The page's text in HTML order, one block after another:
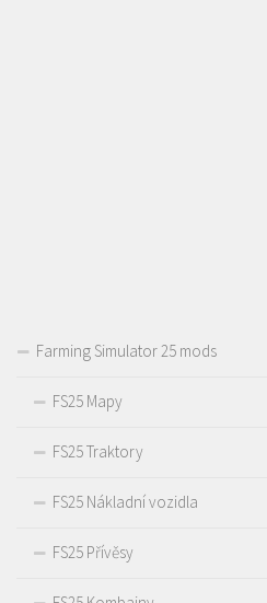
Farming Simulator 25 mods
FS25 Mapy
FS25 Traktory
FS25 Nákladní vozidla
FS25 Přívěsy